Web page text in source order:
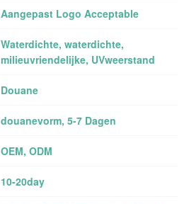
Aangepast Logo Acceptable
Waterdichte, waterdichte,
milieuvriendelijke, UVweerstand
Douane
douanevorm, 5-7 Dagen
OEM, ODM
10-20day